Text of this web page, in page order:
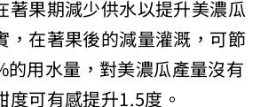
在著果後的減量灌溉，可節
用水量，對美濃瓜產量沒有